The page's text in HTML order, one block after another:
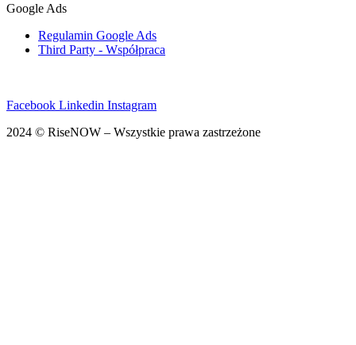
Google Ads
Regulamin Google Ads
Third Party - Współpraca
Facebook Linkedin Instagram
2024 © RiseNOW – Wszystkie prawa zastrzeżone